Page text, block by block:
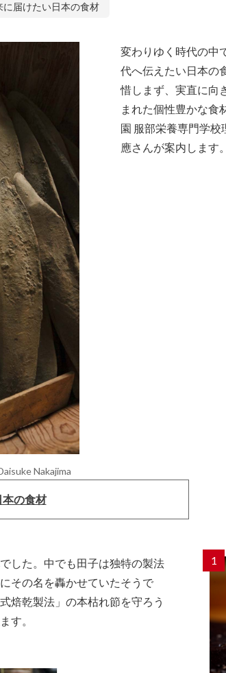
に届けたい日本の食材
Nakajima
変わりゆく時代の中
代へ伝えたい日本の
惜しまず、実直に向
まれた個性豊かな食
園 服部栄養専門学
應さんが案内します
の食材
した。中でも田子は独特の製法
その名を轟かせていたそうで
焙乾製法」の本枯れ節を守ろう
す。
1